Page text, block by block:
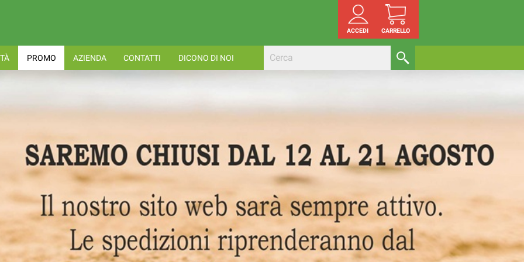
ACCEDI CARRELLO
PROMO AZIENDA CONTATTI DICONO DI NOI